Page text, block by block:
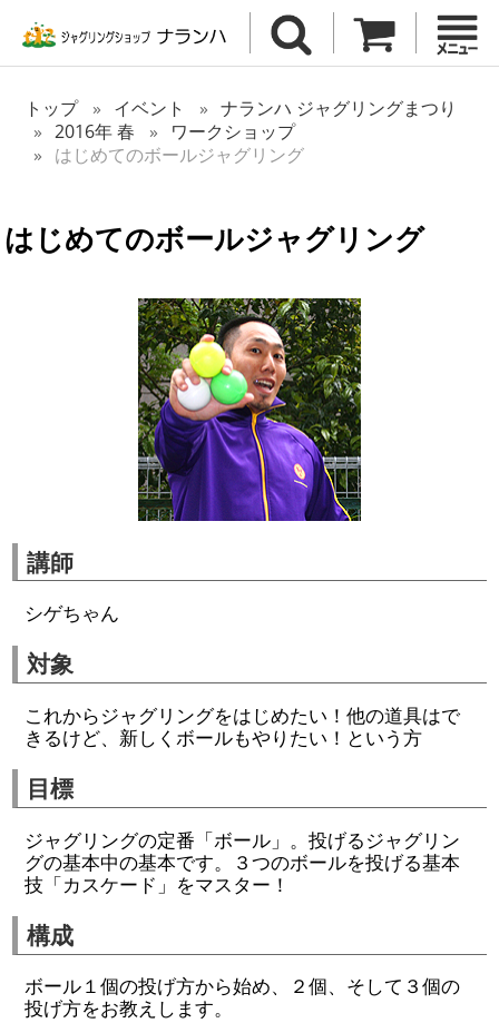
トップ イベント
ナランハ ジャグリングまつり
2016年 春
ワークショップ
はじめてのボールジャグリング
はじめてのボールジャグリング
講師
シゲちゃん
対象
これからジャグリングをはじめたい！他の道具はで
きるけど、新しくボールもやりたい！という方
目標
ジャグリングの定番「ボール」。投げるジャグリン
グの基本中の基本です。３つのボールを投げる基本
技「カスケード」をマスター！
構成
ボール１個の投げ方から始め、２個、そして３個の
投げ方をお教えします。